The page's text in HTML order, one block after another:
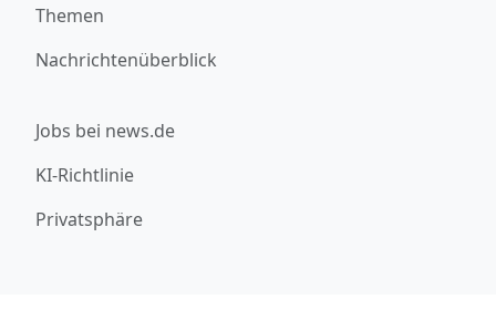
Themen
Nachrichtenüberblick
Jobs bei news.de
KI-Richtlinie
Privatsphäre